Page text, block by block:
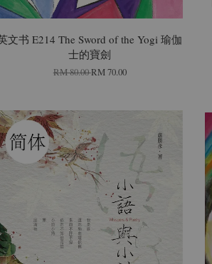
文书 E214 The Sword of the Yogi 瑜伽
士的寶劍
RM 80.00RM 70.00